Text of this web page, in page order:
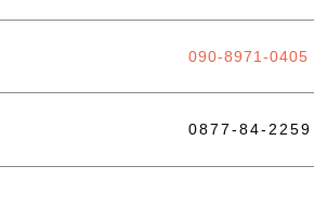
090-8971-0405
0877-84-